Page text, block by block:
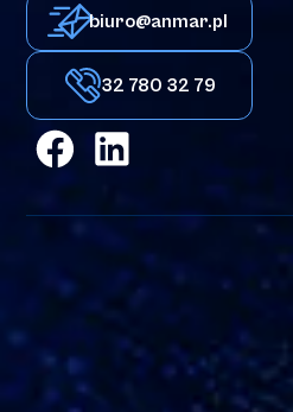
biuro@anmar.pl
32 780 32 79